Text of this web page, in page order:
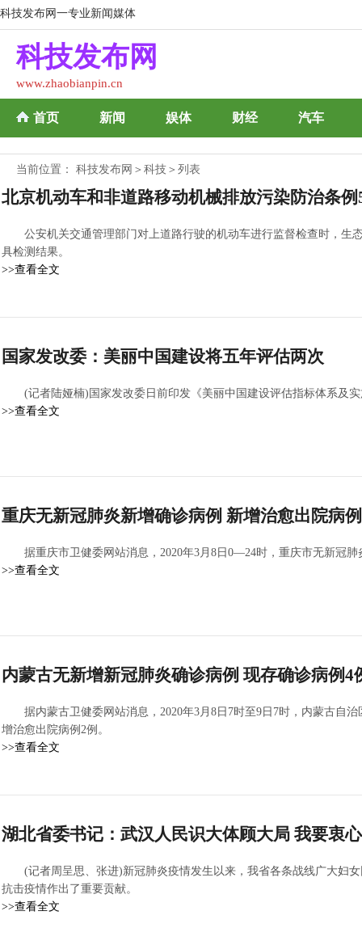
科技发布网一专业新闻媒体
科技发布网
www.zhaobianpin.cn
首页 新闻 娱体 财经 汽车
当前位置： 科技发布网 ＞ 科技 ＞列表
北京机动车和非道路移动机械排放污染防治条
公安机关交通管理部门对上道路行驶的机动车进行监督检查时，生
具检测结果。
>>查看全文
国家发改委：美丽中国建设将五年评估两次
(记者陆娅楠)国家发改委日前印发《美丽中国建设评估指标体系及
>>查看全文
重庆无新冠肺炎新增确诊病例 新增治愈出院病
据重庆市卫健委网站消息，2020年3月8日0—24时，重庆市无新冠
>>查看全文
内蒙古无新增新冠肺炎确诊病例 现存确诊病例4
据内蒙古卫健委网站消息，2020年3月8日7时至9日7时，内蒙古自
增治愈出院病例2例。
>>查看全文
湖北省委书记：武汉人民识大体顾大局 我要衷
(记者周呈思、张进)新冠肺炎疫情发生以来，我省各条战线广大妇
抗击疫情作出了重要贡献。
>>查看全文